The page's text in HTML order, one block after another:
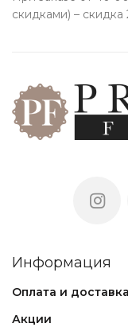
скидками) –
Информация
Оплата и доставка
Акции